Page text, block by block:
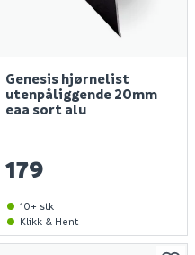
Genesis hjørnelist
utenpåliggende 20mm
eaa sort alu
179
10+ stk
Klikk & Hent